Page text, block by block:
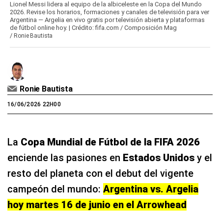
Lionel Messi lidera al equipo de la albiceleste en la Copa del Mundo
2026. Revise los horarios, formaciones y canales de televisión para ver
Argentina — Argelia en vivo gratis por televisión abierta y plataformas
de fútbol online hoy. | Crédito: fifa.com / Composición Mag
/ Ronie Bautista
Ronie Bautista
16/06/2026 22H00
La Copa Mundial de Fútbol de la FIFA 2026
enciende las pasiones en Estados Unidos y el
resto del planeta con el debut del vigente
campeón del mundo: Argentina vs. Argelia
hoy martes 16 de junio en el Arrowhead